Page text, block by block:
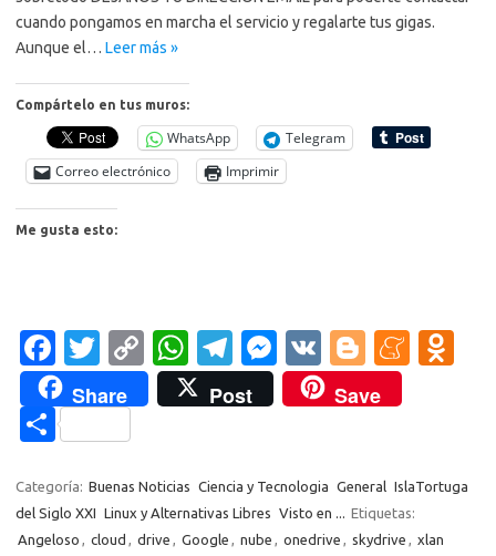
cuando pongamos en marcha el servicio y regalarte tus gigas.
Aunque el… Leer más »
Compártelo en tus muros:
WhatsApp
Telegram
Correo electrónico
Imprimir
Me gusta esto:
Fa
c
e
b
o
o
T
w
it
te
r
C
o
p
Li
n
W
h
at
A
p
T
el
e
a
m
M
es
se
g
er
V
K
Bl
o
g
er
M
a
m
kl
Share Post Save
C
m
p
Categoría: Buenas Noticias Ciencia y Tecnologia General IslaTortuga
del Siglo XXI Linux y Alternativas Libres Visto en ... Etiquetas:
Angeloso , cloud , drive , Google , nube , onedrive , skydrive , xlan